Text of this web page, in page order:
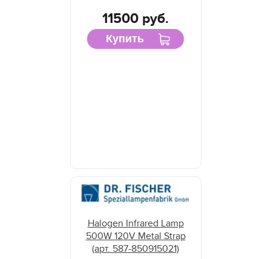
11500 руб.
Купить
Halogen Infrared Lamp
500W 120V Metal Strap
(арт. 587-850915021)